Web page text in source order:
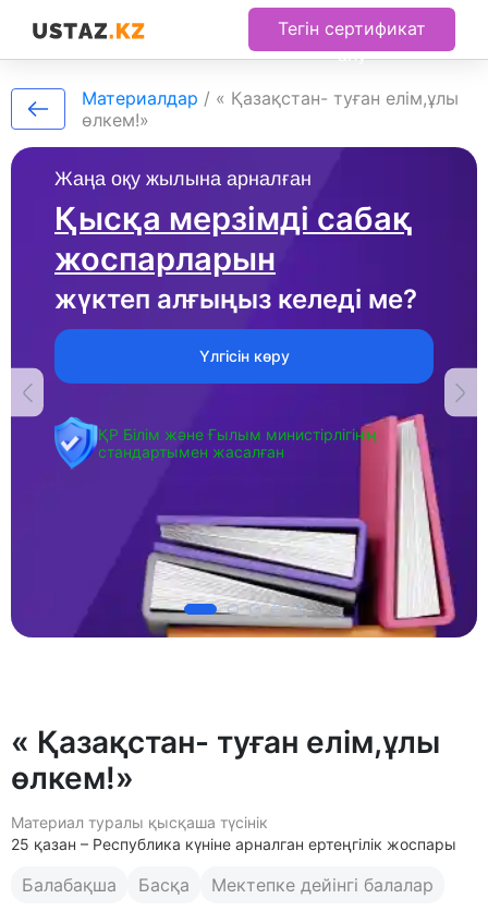
Тегін сертификат
алу
Жаңа оқу жылына арналған
Қысқа мерзімді сабақ
жоспарларын
жүктеп алғыңыз келеді ме?
Үлгісін көру
ҚР Білім және Ғылым министірлігінің
стандартымен жасалған
Материалдар / « Қазақстан- туған елім,ұлы
өлкем!»
« Қазақстан- туған елім,ұлы
өлкем!»
Материал туралы қысқаша түсінік
25 қазан – Республика күніне арналган ертеңгілік жоспары
Балабақша Басқа Мектепке дейінгі балалар